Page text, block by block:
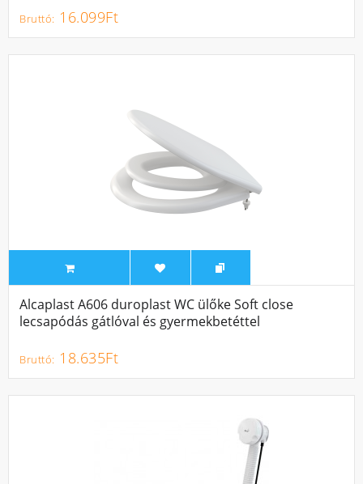
16.099Ft
Alcaplast A606 duroplast WC ülőke Soft close
lecsapódás gátlóval és gyermekbetéttel
18.635Ft